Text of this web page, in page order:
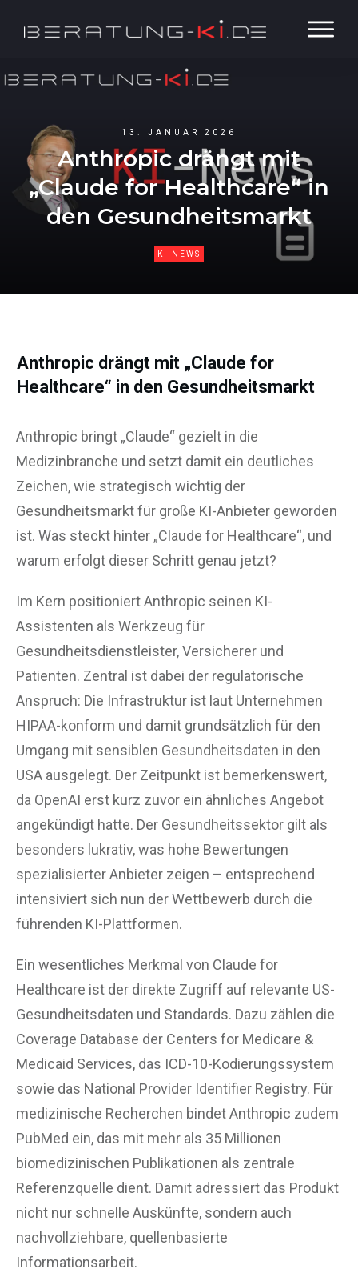
13. JANUAR 2026
Anthropic drängt mit
„Claude for Healthcare“ in
den Gesundheitsmarkt
KI-NEWS
Anthropic drängt mit „Claude for
Healthcare“ in den Gesundheitsmarkt
Anthropic bringt „Claude“ gezielt in die
Medizinbranche und setzt damit ein deutliches
Zeichen, wie strategisch wichtig der
Gesundheitsmarkt für große KI-Anbieter geworden
ist. Was steckt hinter „Claude for Healthcare“, und
warum erfolgt dieser Schritt genau jetzt?
Im Kern positioniert Anthropic seinen KI-
Assistenten als Werkzeug für
Gesundheitsdienstleister, Versicherer und
Patienten. Zentral ist dabei der regulatorische
Anspruch: Die Infrastruktur ist laut Unternehmen
HIPAA-konform und damit grundsätzlich für den
Umgang mit sensiblen Gesundheitsdaten in den
USA ausgelegt. Der Zeitpunkt ist bemerkenswert,
da OpenAI erst kurz zuvor ein ähnliches Angebot
angekündigt hatte. Der Gesundheitssektor gilt als
besonders lukrativ, was hohe Bewertungen
spezialisierter Anbieter zeigen – entsprechend
intensiviert sich nun der Wettbewerb durch die
führenden KI-Plattformen.
Ein wesentliches Merkmal von Claude for
Healthcare ist der direkte Zugriff auf relevante US-
Gesundheitsdaten und Standards. Dazu zählen die
Coverage Database der Centers for Medicare &
Medicaid Services, das ICD-10-Kodierungssystem
sowie das National Provider Identifier Registry. Für
medizinische Recherchen bindet Anthropic zudem
PubMed ein, das mit mehr als 35 Millionen
biomedizinischen Publikationen als zentrale
Referenzquelle dient. Damit adressiert das Produkt
nicht nur schnelle Auskünfte, sondern auch
nachvollziehbare, quellenbasierte
Informationsarbeit.